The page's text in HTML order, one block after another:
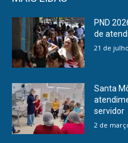
PND
de
21 de
Santa
servidor
2 de